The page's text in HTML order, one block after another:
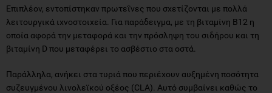
Επιπλέον, εντοπίστηκαν πρωτεΐνες που σχετίζονται με πολλά
λειτουργικά ιχνοστοιχεία. Για παράδειγμα, με τη βιταμίνη Β12 η
οποία αφορά την μεταφορά και την πρόσληψη του σιδήρου και τη
βιταμίνη D που μεταφέρει το ασβέστιο στα οστά.
Παράλληλα, ανήκει στα τυριά που περιέχουν αυξημένη ποσότητα
συζευγμένου λινολεϊκού οξέος (CLA). Αυτό συμβαίνει καθώς το